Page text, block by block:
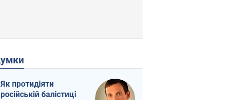
Думки
Як протидіяти
російській балістиці